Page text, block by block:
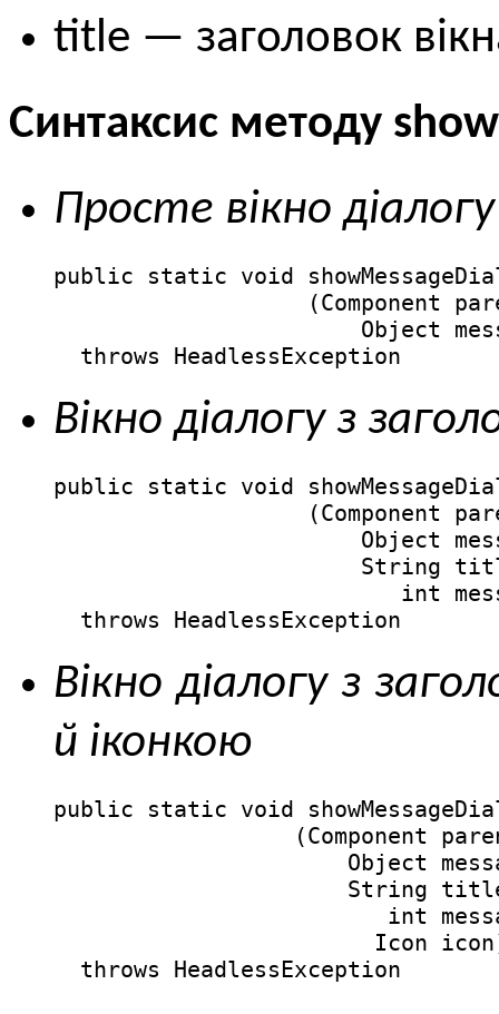
title — заголовок
Синтаксис методу
Просте вікно
public static void
(Component
Object
  throws HeadlessException
Вікно діалогу з
public static void
(Component
Object
String
int
  throws HeadlessException
Вікно діалогу з
й іконкою
public static void
(Component
Object
String
int
Icon
  throws HeadlessException